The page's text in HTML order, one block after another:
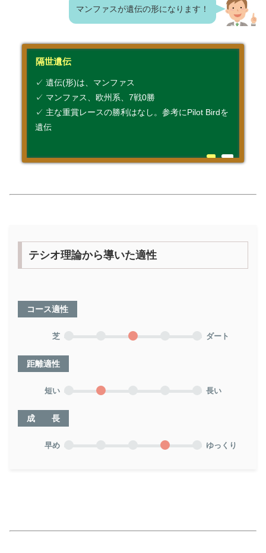
マンファスが遺伝の形になります！
隔世遺伝
✓ 遺伝(形)は、マンファス
✓ マンファス、欧州系、7戦0勝
✓ 主な重賞レースの勝利はなし。参考にPilot Birdを
遺伝
テシオ理論から導いた適性
コース適性
芝 ダート
距離適性
短い 長い
成 長
早め ゆっくり